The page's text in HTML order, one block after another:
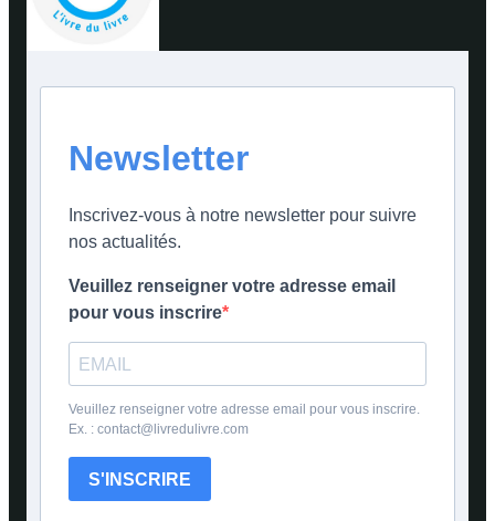
Newsletter
Inscrivez-vous à notre newsletter pour suivre
nos actualités.
Veuillez renseigner votre adresse email
pour vous inscrire
Veuillez renseigner votre adresse email pour vous inscrire.
Ex. : contact@livredulivre.com
S'INSCRIRE